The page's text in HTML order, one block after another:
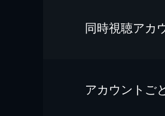
同時視聴アカ
アカウントご